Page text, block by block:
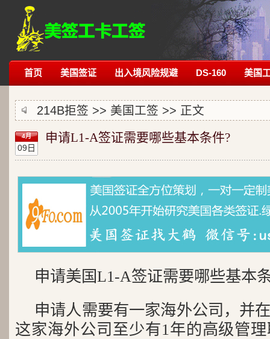
首页 美国签证 出入境风险规避 DS-160 美国
214B拒签 >> 美国工签 >> 正文
4月
09日
申请L1-A签证需要哪些基本条件?
申请美国L1-A签证需要哪些基本
申请人需要有一家海外公司，并
这家海外公司至少有1年的高级管